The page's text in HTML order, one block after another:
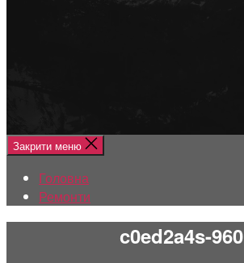
Закрити меню
Головна
Ремонти
c0ed2a4s-960